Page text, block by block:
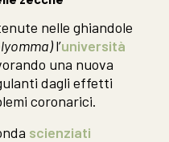
nelle ghiandole
l’università
una nuova
dagli effetti
coronarici.
scienziati